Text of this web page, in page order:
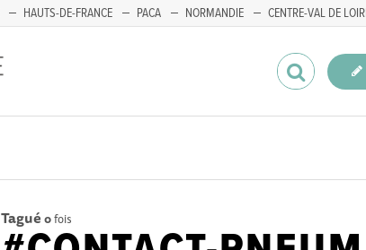
HAUTS-DE-FRANCE PACA NORMANDIE CENTRE-VAL DE
Tagué 0fois